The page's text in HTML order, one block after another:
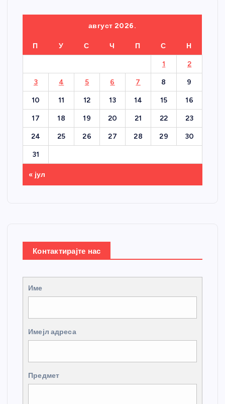
август 2026.
П У С Ч П С Н
1 2
3 4 5 6 7 8 9
10 11 12 13 14 15 16
17 18 19 20 21 22 23
24 25 26 27 28 29 30
31
« јул
Контактирајте нас
Име
Имејл адреса
Предмет